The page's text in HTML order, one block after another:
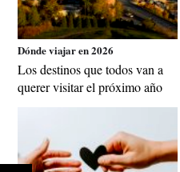
Dónde viajar en 2026
Los destinos que todos van a
querer visitar el próximo año